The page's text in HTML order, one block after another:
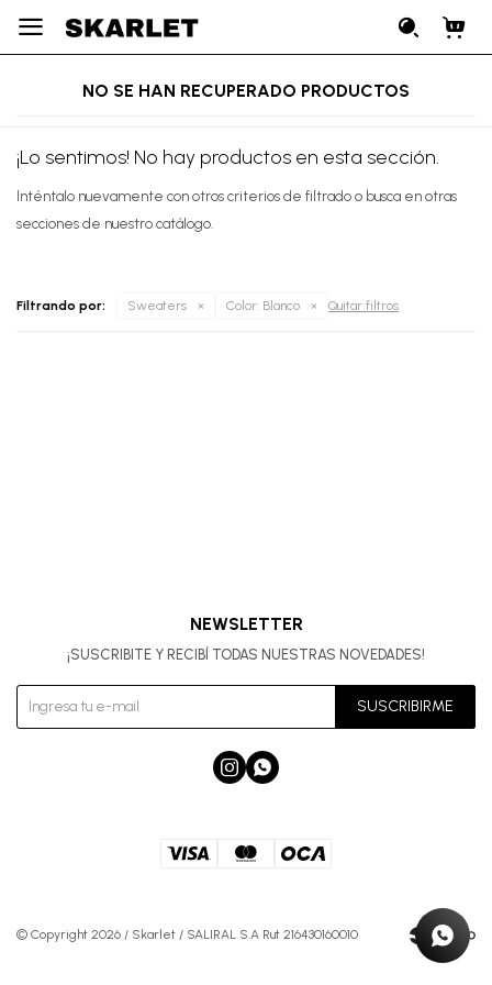

NO SE HAN RECUPERADO PRODUCTOS
¡Lo sentimos! No hay productos en esta sección.
Inténtalo nuevamente con otros criterios de filtrado o busca en otras
secciones de nuestro catálogo.
Filtrando por: Sweaters Color: Blanco Quitar filtros
NEWSLETTER
¡SUSCRIBITE Y RECIBÍ TODAS NUESTRAS NOVEDADES!
SUSCRIBIRME
 
© Copyright 2026 / Skarlet / SALIRAL S.A Rut 216430160010